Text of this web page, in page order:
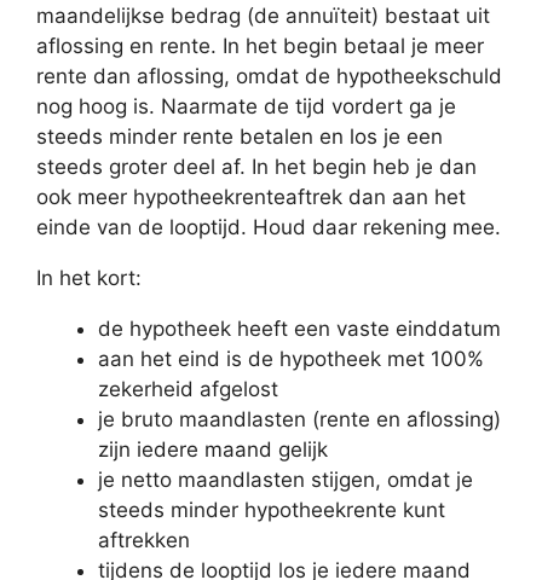
maandelijkse bedrag (de annuïteit) bestaat uit
aflossing en rente. In het begin betaal je meer
rente dan aflossing, omdat de hypotheekschuld
nog hoog is. Naarmate de tijd vordert ga je
steeds minder rente betalen en los je een
steeds groter deel af. In het begin heb je dan
ook meer hypotheekrenteaftrek dan aan het
einde van de looptijd. Houd daar rekening mee.
In het kort:
de hypotheek heeft een vaste einddatum
aan het eind is de hypotheek met 100%
zekerheid afgelost
je bruto maandlasten (rente en aflossing)
zijn iedere maand gelijk
je netto maandlasten stijgen, omdat je
steeds minder hypotheekrente kunt
aftrekken
tijdens de looptijd los je iedere maand